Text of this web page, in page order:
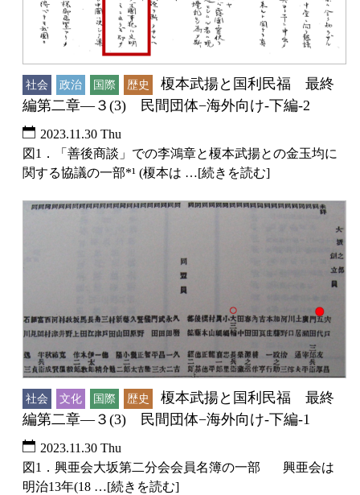
社会 政治 国際 歴史
榎本武揚と国利民福 最終
編第二章―３(3) 民間団体−海外向け-下編-2
2023.11.30 Thu
図1．「善後商談」での李鴻章と榎本武揚との金玉均に
関する協議の一部*¹ (榎本は …[続きを読む]
社会 文化 国際 歴史
榎本武揚と国利民福 最終
編第二章―３(3) 民間団体−海外向け-下編-1
2023.11.30 Thu
図1．興亜会大坂第二分会会員名簿の一部 興亜会は
明治13年(18 …[続きを読む]